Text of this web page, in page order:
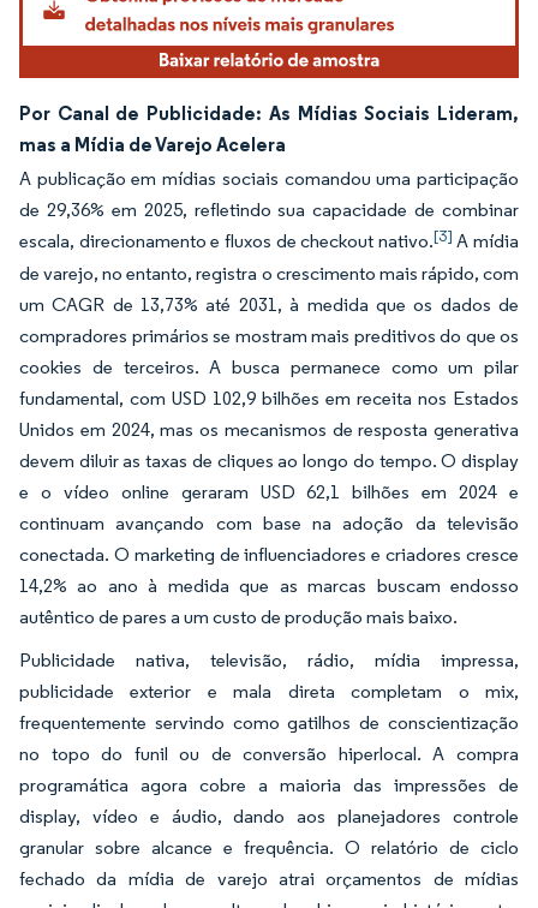
Por Canal de Publicidade: As Mídias Sociais Lideram,
mas a Mídia de Varejo Acelera
A publicação em mídias sociais comandou uma participação
de 29,36% em 2025, refletindo sua capacidade de combinar
escala, direcionamento e fluxos de checkout nativo.[3] A mídia
de varejo, no entanto, registra o crescimento mais rápido, com
um CAGR de 13,73% até 2031, à medida que os dados de
compradores primários se mostram mais preditivos do que os
cookies de terceiros. A busca permanece como um pilar
fundamental, com USD 102,9 bilhões em receita nos Estados
Unidos em 2024, mas os mecanismos de resposta generativa
devem diluir as taxas de cliques ao longo do tempo. O display
e o vídeo online geraram USD 62,1 bilhões em 2024 e
continuam avançando com base na adoção da televisão
conectada. O marketing de influenciadores e criadores cresce
14,2% ao ano à medida que as marcas buscam endosso
autêntico de pares a um custo de produção mais baixo.
Publicidade nativa, televisão, rádio, mídia impressa,
publicidade exterior e mala direta completam o mix,
frequentemente servindo como gatilhos de conscientização
no topo do funil ou de conversão hiperlocal. A compra
programática agora cobre a maioria das impressões de
display, vídeo e áudio, dando aos planejadores controle
granular sobre alcance e frequência. O relatório de ciclo
fechado da mídia de varejo atrai orçamentos de mídias